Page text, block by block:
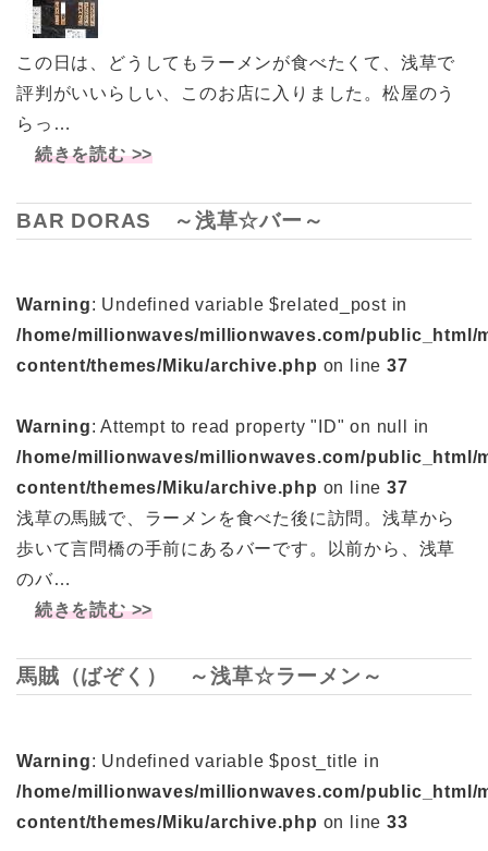
この日は、どうしてもラーメンが食べたくて、浅草で
評判がいいらしい、このお店に入りました。松屋のう
らっ…
続きを読む >>
BAR DORAS ～浅草☆バー～
Warning: Undefined variable $related_post in
/home/millionwaves/millionwaves.com/public_html/
content/themes/Miku/archive.php on line37
Warning: Attempt to read property "ID" on null in
/home/millionwaves/millionwaves.com/public_html/
content/themes/Miku/archive.php on line37
浅草の馬賊で、ラーメンを食べた後に訪問。浅草から
歩いて言問橋の手前にあるバーです。以前から、浅草
のバ…
続きを読む >>
馬賊（ばぞく） ～浅草☆ラーメン～
Warning: Undefined variable $post_title in
/home/millionwaves/millionwaves.com/public_html/
content/themes/Miku/archive.php on line33